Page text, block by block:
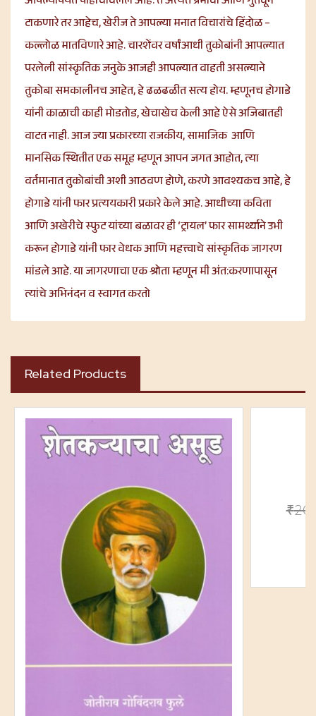
टाकणारे तर आहेच, खेरीज ते आपल्या मनात विचारांचे हिंदोळ –
कल्लोळ मातविणारे आहे. चारशेंवर वर्षांआधी तुकोबांनी आपल्यात
परलेली सांस्कृतिक जनुके आजही आपल्यात वाहती असल्याने
तुकोबा समकालीनच आहेत, हे ढळढळीत सत्य होय. म्हणूनच होगाडे
यांनी काळाची काही मोडतोड, खेचाखेच केली आहे ऐसे अजिबातही
वाटत नाही. आज ज्या प्रकारच्या राजकीय, सामाजिक आणि
मानसिक स्थितीत एक समूह म्हणून आपन जगत आहोत, त्या
वर्तमानात तुकोबांची अशी आठवण होणे, करणे आवश्यकच आहे, हे
होगाडे यांनी फार प्रत्ययकारी प्रकारे केले आहे. आधीच्या कविता
आणि अखेरीचे स्फुट यांच्या बळावर ही ‘ट्रायल’ फार सामर्थ्याने उभी
करून होगाडे यांनी फार वेधक आणि महत्त्वाचे सांस्कृतिक जागरण
मांडले आहे. या जागरणाचा एक श्रोता म्हणून मी अंत:करणापासून
त्यांचे अभिनंदन व स्वागत करतो
Related Products
₹